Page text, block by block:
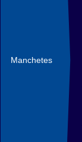
Manchetes